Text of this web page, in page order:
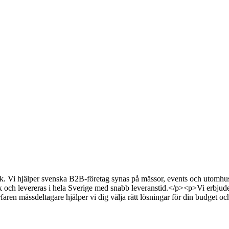
Vi hjälper svenska B2B-företag synas på mässor, events och
levereras i hela Sverige med snabb leveranstid.</p><p>Vi
mässdeltagare hjälper vi dig välja rätt lösningar för din budget